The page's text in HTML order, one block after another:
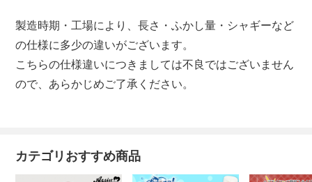
製造時期・工場により、長さ・ふかし量・シャギーなど
の仕様に多少の違いがございます。
こちらの仕様違いにつきましては不良ではございません
ので、あらかじめご了承ください。
カテゴリおすすめ商品